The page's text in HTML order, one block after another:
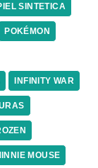
SINTETICA
POKÉMON
INFINITY WAR
MOUSE